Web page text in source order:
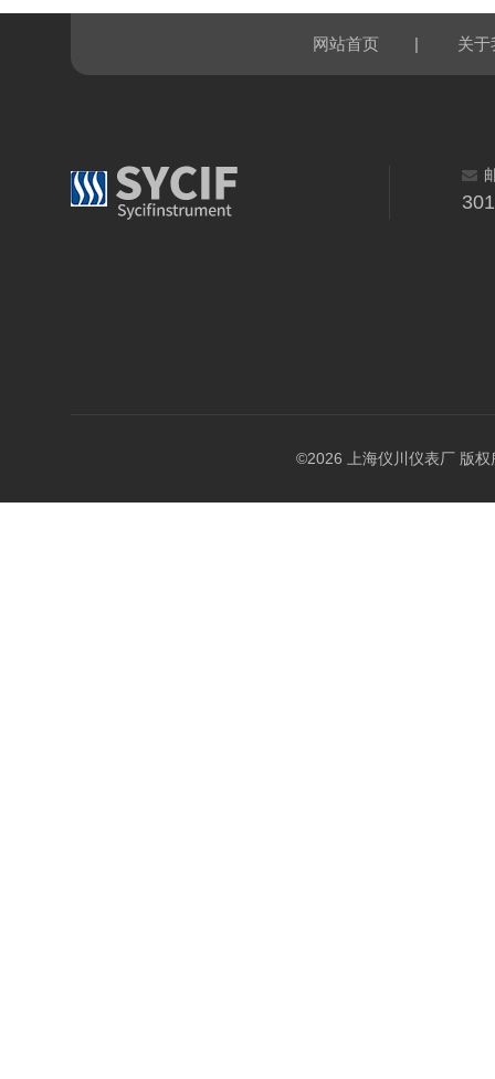
网站首页 | 关于
©2026 上海仪川仪表厂 版